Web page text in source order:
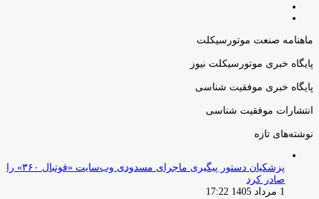
ماهنامه صنعت موتورسیکلت
پایگاه خبری موتورسیکلت نیوز
پایگاه خبری موفقیت شناسی
انتشارات موفقیت شناسی
نوشته‌های تازه
پزشکیان دستور پیگیری ماجرای مسدودی وب‌سایت «فوتبال ۳۶۰» را
صادر کرد
1 مرداد 1405 17:22